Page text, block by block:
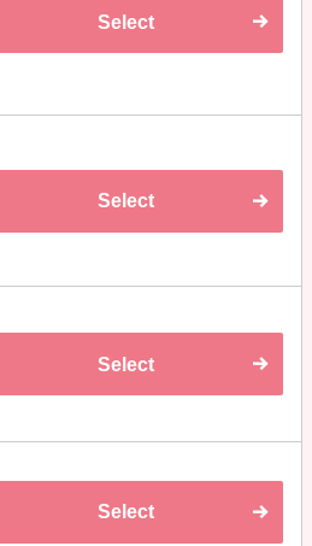
Select
Select
Select
Select